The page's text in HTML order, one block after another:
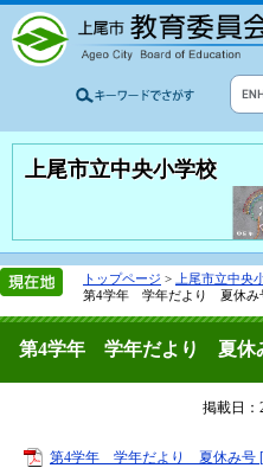
上尾市立中央小学校
トップページ > 上尾市立中央
第4学年 学年だより 夏休み
第4学年 学年だより 夏休
掲載日：
第4学年 学年だより 夏休み号